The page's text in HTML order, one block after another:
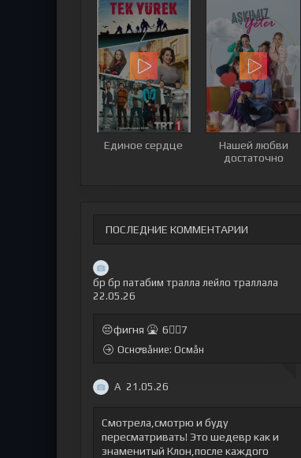
Единое сердце
Нашей любви
достаточно
ПОСЛЕДНИЕ КОММЕНТАРИИ
бр бр патабим тралла лейло траллала
22.05.26
😔фигня 🤮 6🤷‍♂7
Оснꝍвẫние: Осмẫн
А 21.05.26
Смотрела,смотрю и буду
пересматривать! Это шедевр как и
знаменитый Клон,после каждого